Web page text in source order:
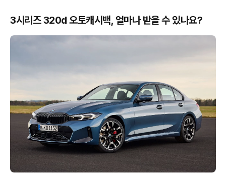
3시리즈 320d 오토캐시백, 얼마나 받을 수 있나요?